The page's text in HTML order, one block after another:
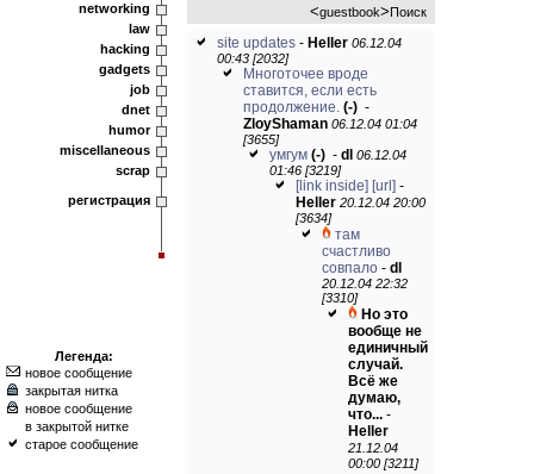
networking
law
hacking
gadgets
job
dnet
humor
miscellaneous
scrap
регистрация
Легенда:
новое сообщение
закрытая нитка
новое сообщение
в закрытой нитке
старое сообщение
<guestbook>Поиск
site updates - Heller 06.12.04
00:43 [2032]
Многоточее вроде
ставится, если есть
продолжение. (-) -
ZloyShaman 06.12.04 01:04
[3655]
умгум (-) - dl
06.12.04
01:46 [3219]
[link inside] [url] -
Heller 20.12.04 20:00
[3634]
там
счастливо
совпало - dl
20.12.04 22:32
[3310]
Но это
вообще не
единичный
случай.
Всё же
думаю,
что... -
Heller
21.12.04
00:00 [3211]